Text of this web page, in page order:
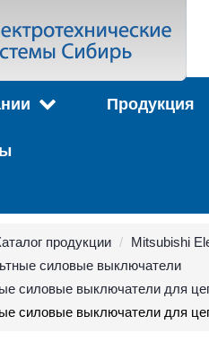
Продукция
продукции
Mitsubishi
силовые выключатели
силовые выключатели для
силовые выключатели для